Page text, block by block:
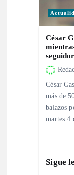
César
César
más de
balazos
martes 4
Sigue